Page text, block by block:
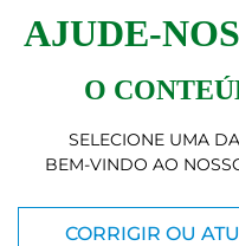
AJUDE-
O
SELECIONE UMA
BEM-VINDO AO
CORRIGIR OU